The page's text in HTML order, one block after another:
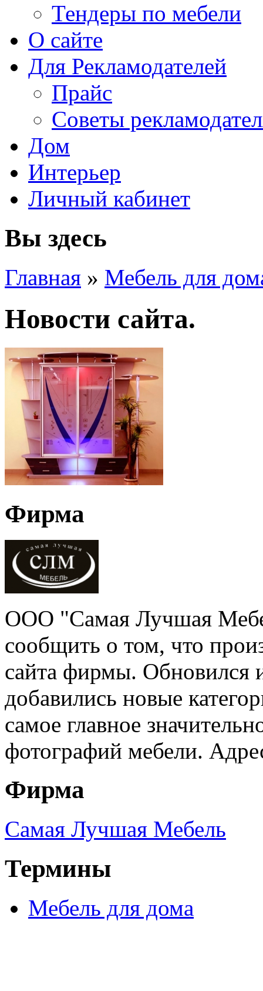
Тендеры по мебели
О сайте
Для Рекламодателей
Прайс
Советы
Дом
Интерьер
Личный кабинет
Вы здесь
Главная » Мебель для
Новости сайта.
Фирма
ООО "Самая Лучшая
сообщить о том, что
сайта фирмы. Обновился
добавились новые
самое главное
фотографий мебели.
Фирма
Самая Лучшая Мебель
Термины
Мебель для дома